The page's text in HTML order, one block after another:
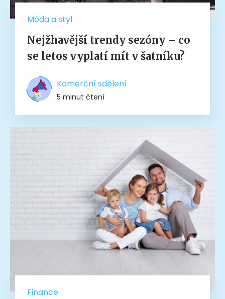
Móda a styl
Nejžhavější trendy sezóny – co
se letos vyplatí mít v šatníku?
Komerční sdělení
5 minut čtení
Finance